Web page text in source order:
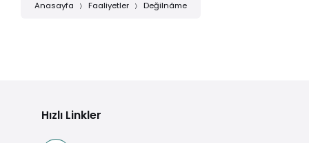
Anasayfa Faaliyetler Değilnâme
Hızlı Linkler